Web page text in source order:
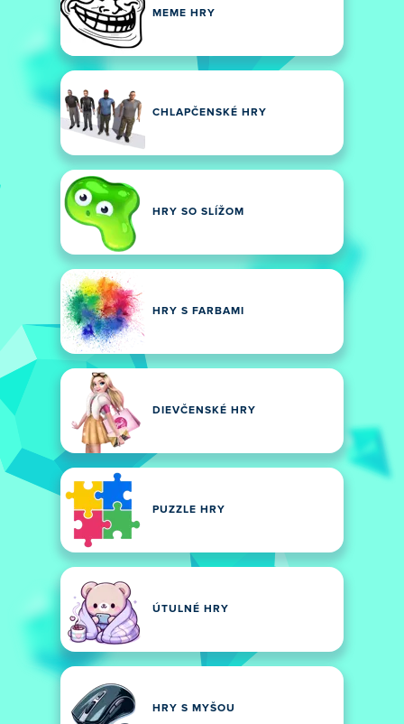
MEME HRY
CHLAPČENSKÉ HRY
HRY SO SLÍŽOM
HRY S FARBAMI
DIEVČENSKÉ HRY
PUZZLE HRY
ÚTULNÉ HRY
HRY S MYŠOU